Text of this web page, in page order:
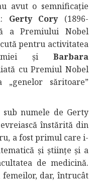
avut o semnificație
Gerty Cory (1896-
a Premiului Nobel
pentru activitatea
și Barbara
cu Premiul Nobel
săritoare”
sub numele de Gerty
înstărită din
a fost primul care i-
și științe și a
de medicină.
femeilor, dar, întrucât